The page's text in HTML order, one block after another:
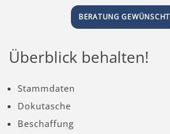
BERATUNG GEWÜNSCHT
Überblick behalten!
Stammdaten
Dokutasche
Beschaffung